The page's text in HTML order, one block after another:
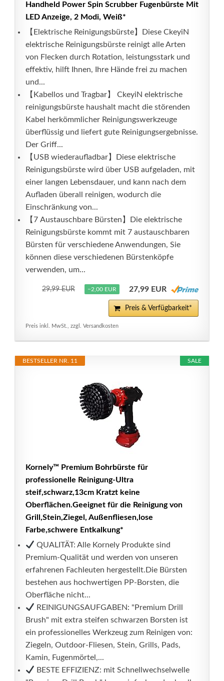
Handheld Power Spin Scrubber Fugenbürste Mit
LED Anzeige, 2 Modi, Weiß*
【Elektrische Reinigungsbürste】Diese CkeyiN
elektrische Reinigungsbürste reinigt alle Arten
von Flecken durch Rotation, leistungsstark und
effektiv, hilft Ihnen, Ihre Hände frei zu machen
und...
【Kabellos und Tragbar】 CkeyiN elektrische
reinigungsbürste haushalt macht die störenden
Kabel herkömmlicher Reinigungswerkzeuge
überflüssig und liefert gute Reinigungsergebnisse.
Der Griff...
【USB wiederaufladbar】Diese elektrische
Reinigungsbürste wird über USB aufgeladen, mit
einer langen Lebensdauer, und kann nach dem
Aufladen überall reinigen, wodurch die
Einschränkung von...
【7 Austauschbare Bürsten】Die elektrische
Reinigungsbürste kommt mit 7 austauschbaren
Bürsten für verschiedene Anwendungen, Sie
können diese verschiedenen Bürstenköpfe
verwenden, um...
29,99 EUR −2,00 EUR 27,99 EUR
Preis & Verfügbarkeit*
Preis inkl. MwSt., zzgl. Versandkosten
SALE
BESTSELLER NR. 11
Kornely™ Premium Bohrbürste für
professionelle Reinigung-Ultra
steif,schwarz,13cm Kratzt keine
Oberflächen.Geeignet für die Reinigung von
Grill,Stein,Ziegel, Außenfliesen,lose
Farbe,schwere Entkalkung*
QUALITÄT: Alle Kornely Produkte sind
Premium-Qualität und werden von unseren
erfahrenen Fachleuten hergestellt.Die Bürsten
bestehen aus hochwertigen PP-Borsten, die
Oberfläche nicht...
REINIGUNGSAUFGABEN: "Premium Drill
Brush" mit extra steifen schwarzen Borsten ist
ein professionelles Werkzeug zum Reinigen von:
Ziegeln, Outdoor-Fliesen, Stein, Grills, Pads,
Kamin, Fugenmörtel,...
BESTE EFFIZIENZ: mit Schnellwechselwelle